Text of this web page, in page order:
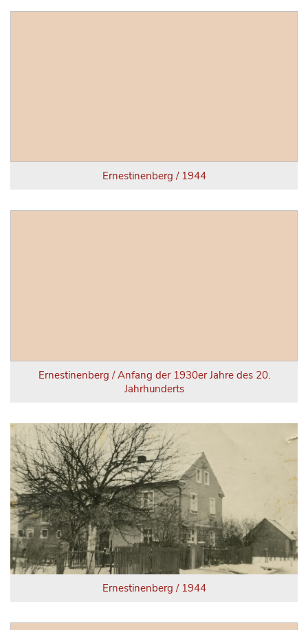
Ernestinenberg / 1944
Ernestinenberg / Anfang der 1930er Jahre des 20.
Jahrhunderts
Ernestinenberg / 1944